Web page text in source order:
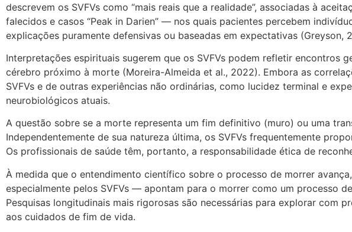
descrevem os SVFVs como “mais reais que a realidade”, associadas à
falecidos e casos “Peak in Darien” — nos quais pacientes percebem
explicações puramente defensivas ou baseadas em expectativas (Greyson,
Interpretações espirituais sugerem que os SVFVs podem refletir encontros
cérebro próximo à morte (Moreira-Almeida et al., 2022). Embora as
SVFVs e de outras experiências não ordinárias, como lucidez terminal e
neurobiológicos atuais.
A questão sobre se a morte representa um fim definitivo (muro) ou uma
Independentemente de sua natureza última, os SVFVs frequentemente
Os profissionais de saúde têm, portanto, a responsabilidade ética de
À medida que o entendimento científico sobre o processo de morrer
especialmente pelos SVFVs — apontam para o morrer como um processo
Pesquisas longitudinais mais rigorosas são necessárias para explorar com
aos cuidados de fim de vida.